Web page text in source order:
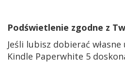
Podświetlenie zgodne z
Jeśli lubisz dobierać
Kindle Paperwhite 5